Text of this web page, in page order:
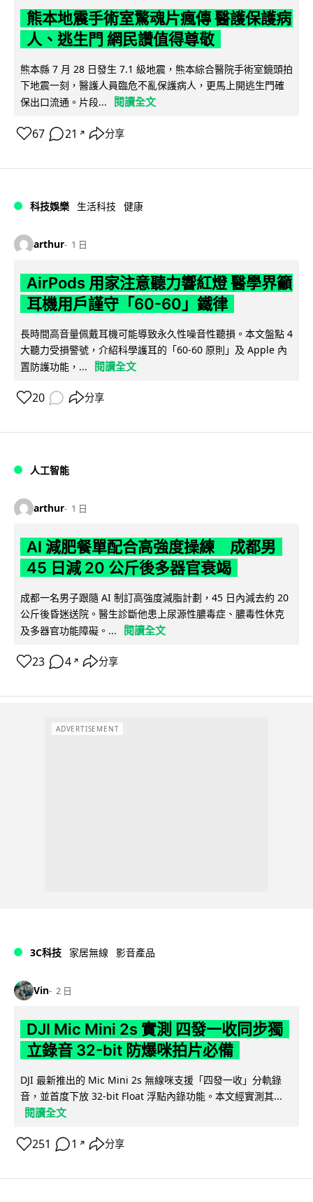
熊本地震手術室驚魂片瘋傳 醫護保護病
人、逃生門 網民讚值得尊敬
熊本縣 7 月 28 日發生 7.1 級地震，熊本綜合醫院手術室鏡頭拍
下地震一刻，醫護人員臨危不亂保護病人，更馬上開逃生門確
保出口流通。片段...
閱讀全文
67 21 ↗ 分享
科技娛樂 生活科技 健康
arthur 1 日
AirPods 用家注意聽力響紅燈 醫學界籲
耳機用戶謹守「60-60」鐵律
長時間高音量佩戴耳機可能導致永久性噪音性聽損。本文盤點 4
大聽力受損警號，介紹科學護耳的「60-60 原則」及 Apple 內
置防護功能，...
閱讀全文
20 分享
人工智能
arthur 1 日
AI 減肥餐單配合高強度操練 成都男
45 日減 20 公斤後多器官衰竭
成都一名男子跟隨 AI 制訂高強度減脂計劃，45 日內減去約 20
公斤後昏迷送院。醫生診斷他患上尿源性膿毒症、膿毒性休克
及多器官功能障礙。...
閱讀全文
23 4 ↗ 分享
ADVERTISEMENT
3C科技 家居無線 影音產品
Vin 2 日
DJI Mic Mini 2s 實測 四發一收同步獨
立錄音 32-bit 防爆咪拍片必備
DJI 最新推出的 Mic Mini 2s 無線咪支援「四發一收」分軌錄
音，並首度下放 32-bit Float 浮點內錄功能。本文經實測其...
閱讀全文
251 1 ↗ 分享